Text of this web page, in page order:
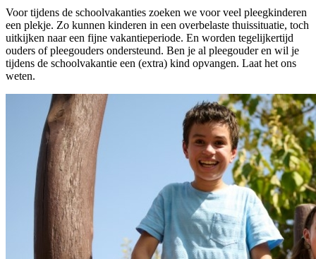
Voor tijdens de schoolvakanties zoeken we voor veel pleegkinderen
een plekje. Zo kunnen kinderen in een overbelaste thuissituatie, toch
uitkijken naar een fijne vakantieperiode. En worden tegelijkertijd
ouders of pleegouders ondersteund. Ben je al pleegouder en wil je
tijdens de schoolvakantie een (extra) kind opvangen. Laat het ons
weten.